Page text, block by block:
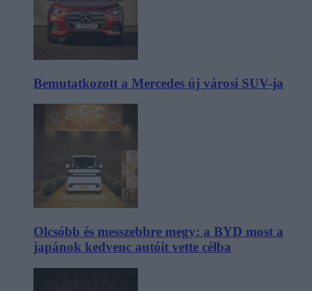
Bemutatkozott a Mercedes új városi SUV-ja
Olcsóbb és messzebbre megy: a BYD most a
japánok kedvenc autóit vette célba